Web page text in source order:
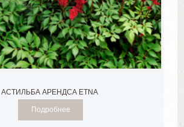
АСТИЛЬБА АРЕНДСА ETNA
Подробнее